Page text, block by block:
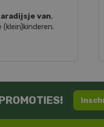
van,